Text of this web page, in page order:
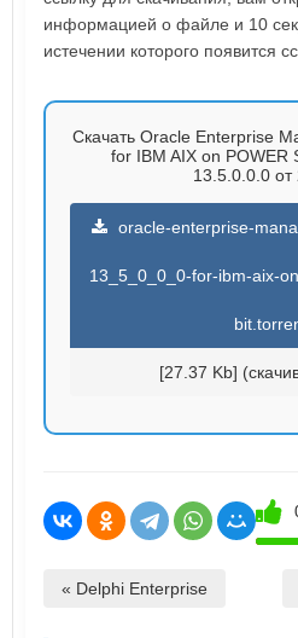
информацией о файле и 10
истечении которого появится
Скачать Oracle Enterprise
for IBM AIX on POWER
13.5.0.0.0 от
oracle-enterprise-
13_5_0_0_0-for-ibm-aix-
[27.37 Kb]
« Delphi Enterprise